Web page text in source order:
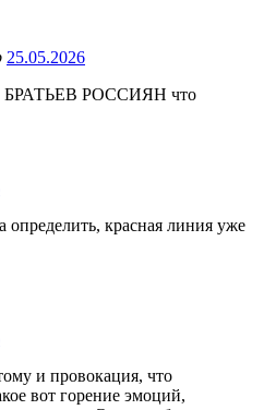
25.05.2026
РОССИЯН что
определить, красная линия уже
и провокация, что
вот горение эмоций,